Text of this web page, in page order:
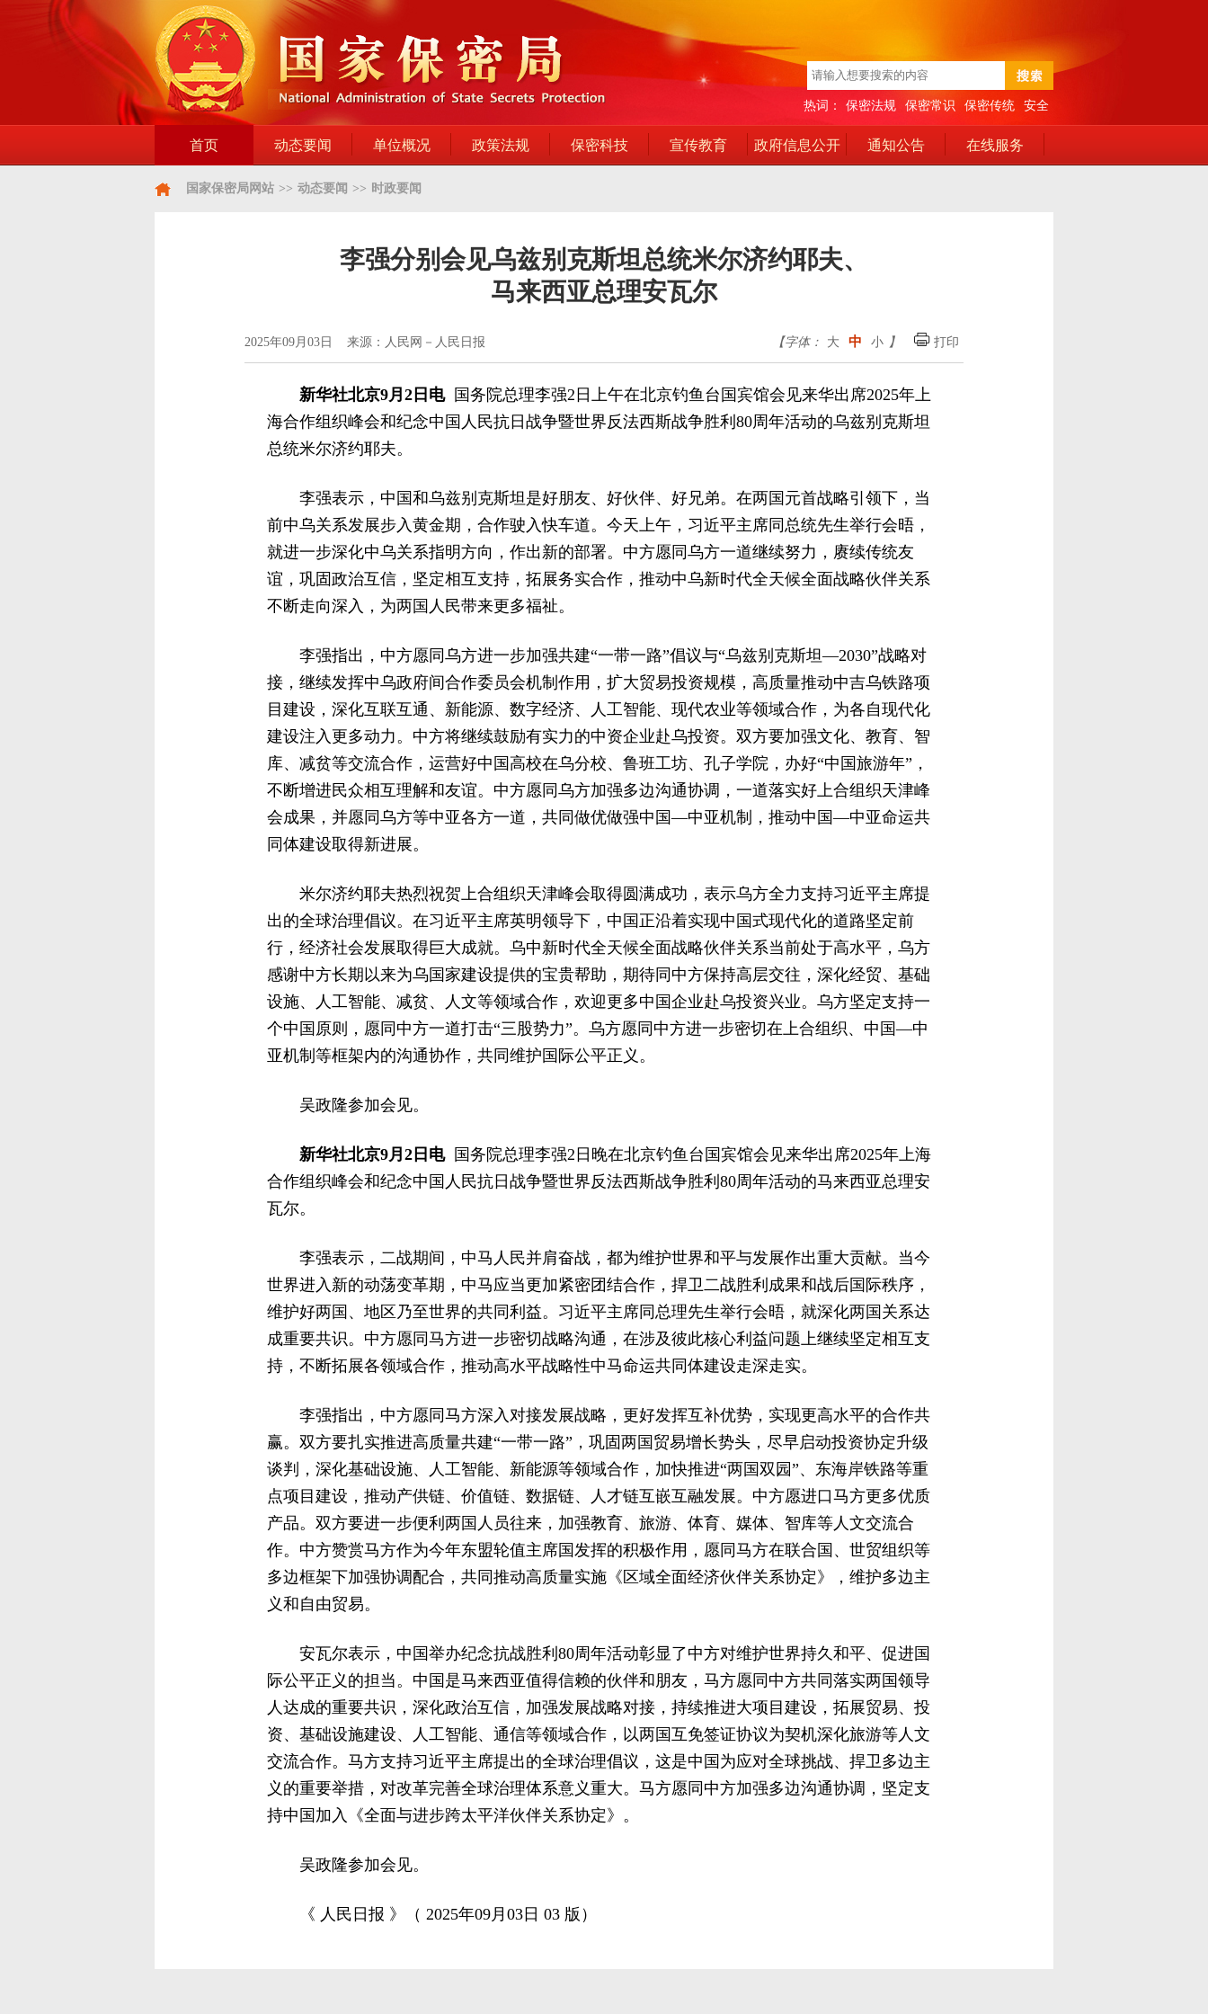
热词： 保密法规 保密常识 保密传统 安全
首页 动态要闻 单位概况 政策法规 保密科技 宣传教育 政府信息公开 通知公告 在线服务
国家保密局网站 >> 动态要闻 >> 时政要闻
李强分别会见乌兹别克斯坦总统米尔济约耶夫、
马来西亚总理安瓦尔
2025年09月03日 来源：人民网－人民日报 【字体： 大 中 小 】 打印
新华社北京9月2日电国务院总理李强2日上午在北京钓鱼台国宾馆会见来华出席2025年上
海合作组织峰会和纪念中国人民抗日战争暨世界反法西斯战争胜利80周年活动的乌兹别克斯坦
总统米尔济约耶夫。
李强表示，中国和乌兹别克斯坦是好朋友、好伙伴、好兄弟。在两国元首战略引领下，当
前中乌关系发展步入黄金期，合作驶入快车道。今天上午，习近平主席同总统先生举行会晤，
就进一步深化中乌关系指明方向，作出新的部署。中方愿同乌方一道继续努力，赓续传统友
谊，巩固政治互信，坚定相互支持，拓展务实合作，推动中乌新时代全天候全面战略伙伴关系
不断走向深入，为两国人民带来更多福祉。
李强指出，中方愿同乌方进一步加强共建“一带一路”倡议与“乌兹别克斯坦—2030”战略对
接，继续发挥中乌政府间合作委员会机制作用，扩大贸易投资规模，高质量推动中吉乌铁路项
目建设，深化互联互通、新能源、数字经济、人工智能、现代农业等领域合作，为各自现代化
建设注入更多动力。中方将继续鼓励有实力的中资企业赴乌投资。双方要加强文化、教育、智
库、减贫等交流合作，运营好中国高校在乌分校、鲁班工坊、孔子学院，办好“中国旅游年”，
不断增进民众相互理解和友谊。中方愿同乌方加强多边沟通协调，一道落实好上合组织天津峰
会成果，并愿同乌方等中亚各方一道，共同做优做强中国—中亚机制，推动中国—中亚命运共
同体建设取得新进展。
米尔济约耶夫热烈祝贺上合组织天津峰会取得圆满成功，表示乌方全力支持习近平主席提
出的全球治理倡议。在习近平主席英明领导下，中国正沿着实现中国式现代化的道路坚定前
行，经济社会发展取得巨大成就。乌中新时代全天候全面战略伙伴关系当前处于高水平，乌方
感谢中方长期以来为乌国家建设提供的宝贵帮助，期待同中方保持高层交往，深化经贸、基础
设施、人工智能、减贫、人文等领域合作，欢迎更多中国企业赴乌投资兴业。乌方坚定支持一
个中国原则，愿同中方一道打击“三股势力”。乌方愿同中方进一步密切在上合组织、中国—中
亚机制等框架内的沟通协作，共同维护国际公平正义。
吴政隆参加会见。
新华社北京9月2日电国务院总理李强2日晚在北京钓鱼台国宾馆会见来华出席2025年上海
合作组织峰会和纪念中国人民抗日战争暨世界反法西斯战争胜利80周年活动的马来西亚总理安
瓦尔。
李强表示，二战期间，中马人民并肩奋战，都为维护世界和平与发展作出重大贡献。当今
世界进入新的动荡变革期，中马应当更加紧密团结合作，捍卫二战胜利成果和战后国际秩序，
维护好两国、地区乃至世界的共同利益。习近平主席同总理先生举行会晤，就深化两国关系达
成重要共识。中方愿同马方进一步密切战略沟通，在涉及彼此核心利益问题上继续坚定相互支
持，不断拓展各领域合作，推动高水平战略性中马命运共同体建设走深走实。
李强指出，中方愿同马方深入对接发展战略，更好发挥互补优势，实现更高水平的合作共
赢。双方要扎实推进高质量共建“一带一路”，巩固两国贸易增长势头，尽早启动投资协定升级
谈判，深化基础设施、人工智能、新能源等领域合作，加快推进“两国双园”、东海岸铁路等重
点项目建设，推动产供链、价值链、数据链、人才链互嵌互融发展。中方愿进口马方更多优质
产品。双方要进一步便利两国人员往来，加强教育、旅游、体育、媒体、智库等人文交流合
作。中方赞赏马方作为今年东盟轮值主席国发挥的积极作用，愿同马方在联合国、世贸组织等
多边框架下加强协调配合，共同推动高质量实施《区域全面经济伙伴关系协定》，维护多边主
义和自由贸易。
安瓦尔表示，中国举办纪念抗战胜利80周年活动彰显了中方对维护世界持久和平、促进国
际公平正义的担当。中国是马来西亚值得信赖的伙伴和朋友，马方愿同中方共同落实两国领导
人达成的重要共识，深化政治互信，加强发展战略对接，持续推进大项目建设，拓展贸易、投
资、基础设施建设、人工智能、通信等领域合作，以两国互免签证协议为契机深化旅游等人文
交流合作。马方支持习近平主席提出的全球治理倡议，这是中国为应对全球挑战、捍卫多边主
义的重要举措，对改革完善全球治理体系意义重大。马方愿同中方加强多边沟通协调，坚定支
持中国加入《全面与进步跨太平洋伙伴关系协定》。
吴政隆参加会见。
《 人民日报 》（ 2025年09月03日 03 版）